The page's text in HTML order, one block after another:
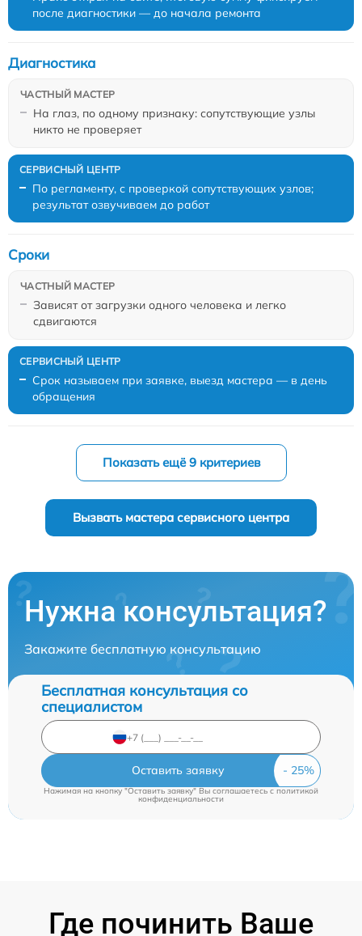
после диагностики — до начала ремонта
На глаз, по одному признаку: сопутствующие узлы
никто не проверяет
Диагностика
По регламенту, с проверкой сопутствующих узлов;
результат озвучиваем до работ
Зависят от загрузки одного человека и легко
сдвигаются
Сроки
Срок называем при заявке, выезд мастера — в день
обращения
Показать ещё 9 критериев
Вызвать мастера сервисного центра
Нужна консультация?
Закажите бесплатную консультацию
Бесплатная консультация со
специалистом
Оставить заявку
Нажимая на кнопку "Оставить заявку" Вы соглашаетесь cполитикой
конфиденциальности
Где починить Ваше